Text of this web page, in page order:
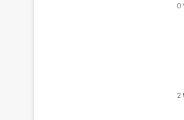
0
2